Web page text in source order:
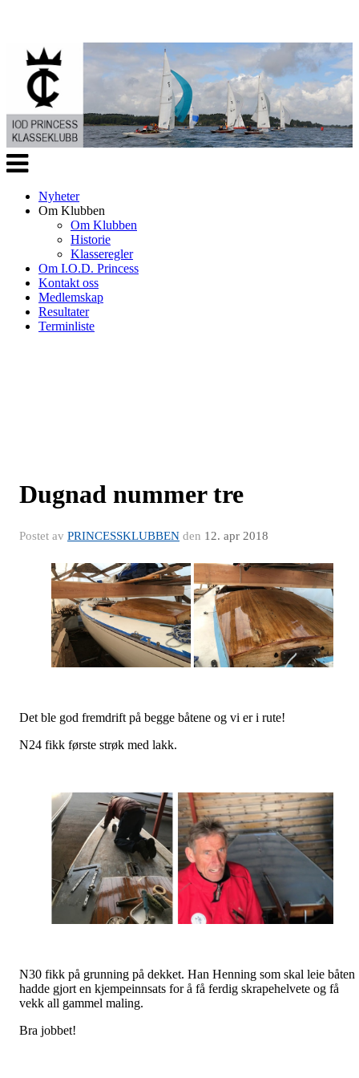
Veksle
navigasjon
Nyheter
Om Klubben
Om Klubben
Historie
Klasseregler
Om I.O.D. Princess
Kontakt oss
Medlemskap
Resultater
Terminliste
Dugnad nummer tre
Postet av PRINCESSKLUBBEN den 12. apr 2018
Det ble god fremdrift på begge båtene og vi er i rute!
N24 fikk første strøk med lakk.
N30 fikk på grunning på dekket. Han Henning som skal leie båten
hadde gjort en kjempeinnsats for å få ferdig skrapehelvete og få
vekk all gammel maling.
Bra jobbet!